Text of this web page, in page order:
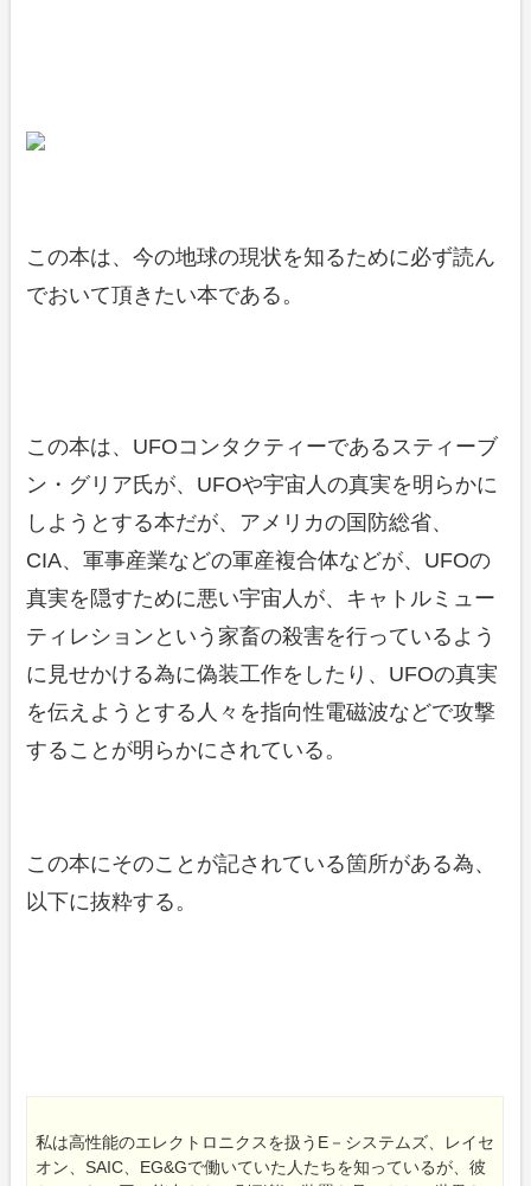
この本は、今の地球の現状を知るために必ず読ん
でおいて頂きたい本である。
この本は、UFOコンタクティーであるスティーブ
ン・グリア氏が、UFOや宇宙人の真実を明らかに
しようとする本だが、アメリカの国防総省、
CIA、軍事産業などの軍産複合体などが、UFOの
真実を隠すために悪い宇宙人が、キャトルミュー
ティレションという家畜の殺害を行っているよう
に見せかける為に偽装工作をしたり、UFOの真実
を伝えようとする人々を指向性電磁波などで攻撃
することが明らかにされている。
この本にそのことが記されている箇所がある為、
以下に抜粋する。
私は高性能のエレクトロニクスを扱うE－システムズ、レイセ
オン、SAIC、EG&Gで働いていた人たちを知っているが、彼